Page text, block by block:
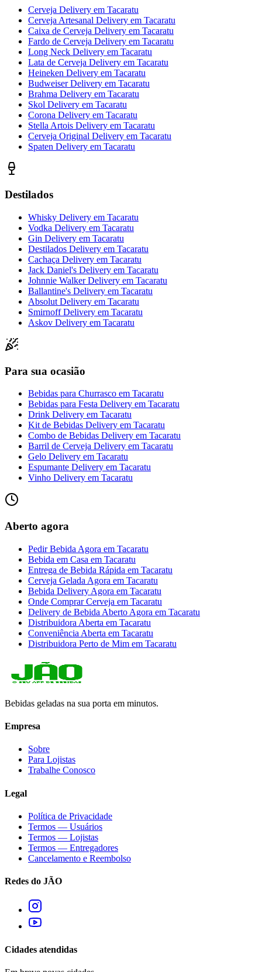
Cerveja Delivery em Tacaratu
Cerveja Artesanal Delivery em Tacaratu
Caixa de Cerveja Delivery em Tacaratu
Fardo de Cerveja Delivery em Tacaratu
Long Neck Delivery em Tacaratu
Lata de Cerveja Delivery em Tacaratu
Heineken Delivery em Tacaratu
Budweiser Delivery em Tacaratu
Brahma Delivery em Tacaratu
Skol Delivery em Tacaratu
Corona Delivery em Tacaratu
Stella Artois Delivery em Tacaratu
Cerveja Original Delivery em Tacaratu
Spaten Delivery em Tacaratu
Destilados
Whisky Delivery em Tacaratu
Vodka Delivery em Tacaratu
Gin Delivery em Tacaratu
Destilados Delivery em Tacaratu
Cachaça Delivery em Tacaratu
Jack Daniel's Delivery em Tacaratu
Johnnie Walker Delivery em Tacaratu
Ballantine's Delivery em Tacaratu
Absolut Delivery em Tacaratu
Smirnoff Delivery em Tacaratu
Askov Delivery em Tacaratu
Para sua ocasião
Bebidas para Churrasco em Tacaratu
Bebidas para Festa Delivery em Tacaratu
Drink Delivery em Tacaratu
Kit de Bebidas Delivery em Tacaratu
Combo de Bebidas Delivery em Tacaratu
Barril de Cerveja Delivery em Tacaratu
Gelo Delivery em Tacaratu
Espumante Delivery em Tacaratu
Vinho Delivery em Tacaratu
Aberto agora
Pedir Bebida Agora em Tacaratu
Bebida em Casa em Tacaratu
Entrega de Bebida Rápida em Tacaratu
Cerveja Gelada Agora em Tacaratu
Bebida Delivery Agora em Tacaratu
Onde Comprar Cerveja em Tacaratu
Delivery de Bebida Aberto Agora em Tacaratu
Distribuidora Aberta em Tacaratu
Conveniência Aberta em Tacaratu
Distribuidora Perto de Mim em Tacaratu
Bebidas geladas na sua porta em minutos.
Empresa
Sobre
Para Lojistas
Trabalhe Conosco
Legal
Política de Privacidade
Termos — Usuários
Termos — Lojistas
Termos — Entregadores
Cancelamento e Reembolso
Redes do JÃO
Cidades atendidas